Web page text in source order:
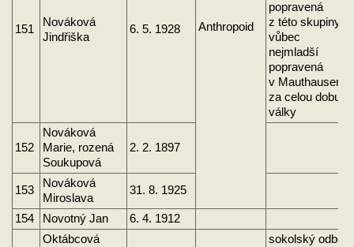
Anthropoid
151
Nováková
Jindřiška
6. 5. 1928
popravená
z této skupiny a
vůbec
nejmladší
popravená
v Mauthausenu
za celou dobu
války
152
Nováková
Marie, rozená
Soukupová
2. 2. 1897
153
Nováková
Miroslava
31. 8. 1925
154 Novotný Jan 6. 4. 1912
Oktábcová
sokolský odboj,